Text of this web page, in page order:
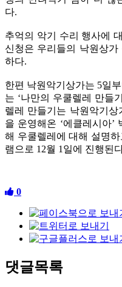
다.
추억의 악기 수리 행사에
신청은 우리들의 낙원상
하다.
한편 낙원악기상가는 5일
는 ‘나만의 우쿨렐레 만들
렐레 만들기는 낙원악기
을 운영해온 ‘에클레시아’
해 우쿨렐레에 대해 설명
램으로 12월 1일에 진행된
0
댓글목록